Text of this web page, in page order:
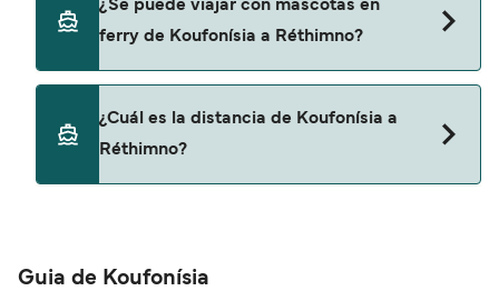
Réthimno con
¿Se puede viajar con mascotas en
ferry de Koufonísia a Réthimno?
¿Cuál es la distancia de Koufonísia a
Réthimno?
Guia de Koufonísia